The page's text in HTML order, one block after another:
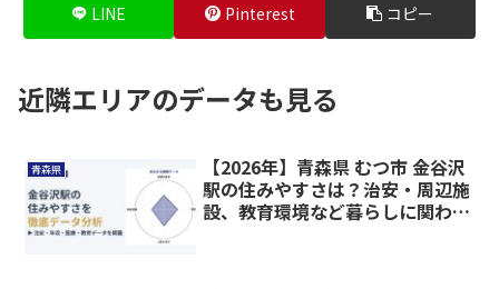
LINE Pinterest コピー
近隣エリアのデータも見る
青森県
【2026年】青森県 むつ市 金谷沢
駅の住みやすさは？治安・周辺施
設、教育環境など暮らしに関わる